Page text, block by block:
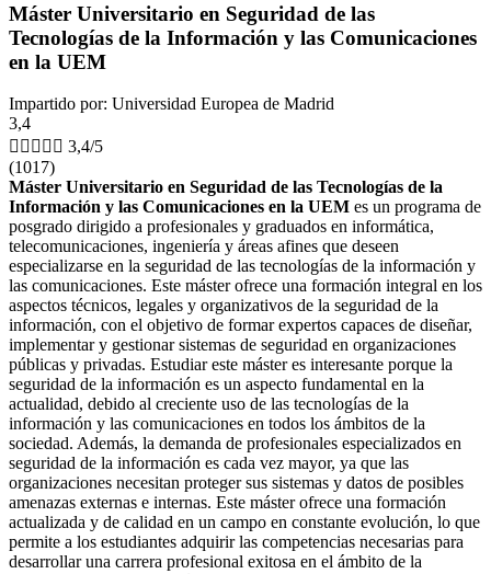
Máster Universitario en Seguridad de las
Tecnologías de la Información y las Comunicaciones
en la UEM
Impartido por: Universidad Europea de Madrid
3,4
     3,4/5
(1017)
Máster Universitario en Seguridad de las Tecnologías de la
Información y las Comunicaciones en la UEM es un programa de
posgrado dirigido a profesionales y graduados en informática,
telecomunicaciones, ingeniería y áreas afines que deseen
especializarse en la seguridad de las tecnologías de la información y
las comunicaciones. Este máster ofrece una formación integral en los
aspectos técnicos, legales y organizativos de la seguridad de la
información, con el objetivo de formar expertos capaces de diseñar,
implementar y gestionar sistemas de seguridad en organizaciones
públicas y privadas. Estudiar este máster es interesante porque la
seguridad de la información es un aspecto fundamental en la
actualidad, debido al creciente uso de las tecnologías de la
información y las comunicaciones en todos los ámbitos de la
sociedad. Además, la demanda de profesionales especializados en
seguridad de la información es cada vez mayor, ya que las
organizaciones necesitan proteger sus sistemas y datos de posibles
amenazas externas e internas. Este máster ofrece una formación
actualizada y de calidad en un campo en constante evolución, lo que
permite a los estudiantes adquirir las competencias necesarias para
desarrollar una carrera profesional exitosa en el ámbito de la